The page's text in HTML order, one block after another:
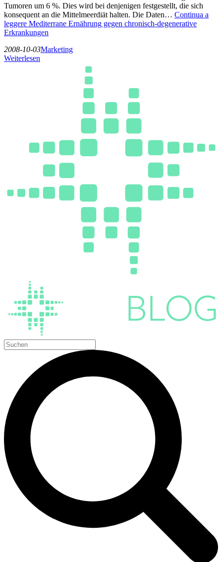
Tumoren um 6 %. Dies wird bei denjenigen festgestellt, die sich
konsequent an die Mittelmeerdiät halten. Die Daten… Continua a
leggere Mediterrane Ernährung gegen chronisch-degenerative
Erkrankungen
2008-10-03Marketing
Weiterlesen